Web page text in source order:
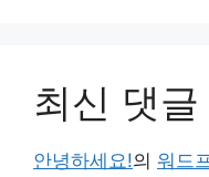
최신 댓글
안녕하세요!의 워드